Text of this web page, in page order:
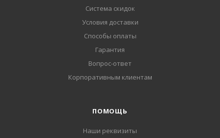
Система скидок
Условия доставки
Способы оплаты
Гарантия
Вопрос-ответ
Корпоративным клиентам
ПОМОЩЬ
Наши реквизиты